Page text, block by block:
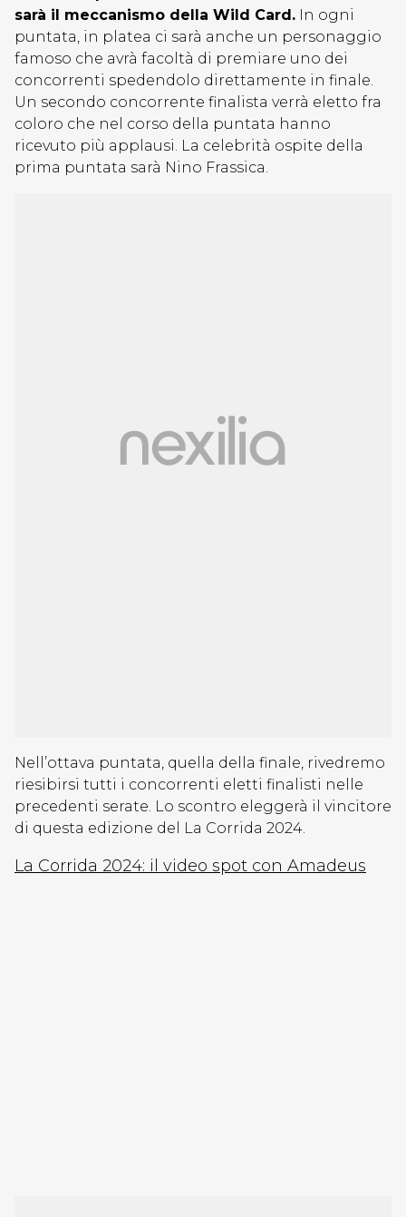
sarà il meccanismo della Wild Card. In ogni
puntata, in platea ci sarà anche un personaggio
famoso che avrà facoltà di premiare uno dei
concorrenti spedendolo direttamente in finale.
Un secondo concorrente finalista verrà eletto fra
coloro che nel corso della puntata hanno
ricevuto più applausi. La celebrità ospite della
prima puntata sarà Nino Frassica.
Nell’ottava puntata, quella della finale, rivedremo
riesibirsi tutti i concorrenti eletti finalisti nelle
precedenti serate. Lo scontro eleggerà il vincitore
di questa edizione del La Corrida 2024.
La Corrida 2024: il video spot con Amadeus